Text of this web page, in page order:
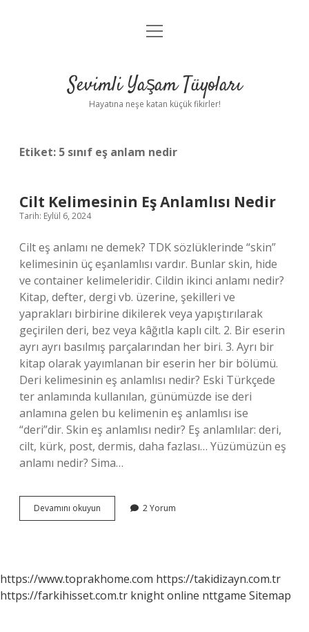
Anasayfa
Yasal Uyarı
menüyü
Sevimli Yaşam Tüyoları
Hayatına neşe katan küçük fikirler!
Etiket: 5 sınıf eş anlam nedir
Cilt Kelimesinin Eş Anlamlısı Nedir
Tarih: Eylül 6, 2024
Cilt eş anlamı ne demek? TDK sözlüklerinde “skin”
kelimesinin üç eşanlamlısı vardır. Bunlar skin, hide
ve container kelimeleridir. Cildin ikinci anlamı nedir?
Kitap, defter, dergi vb. üzerine, şekilleri ve
yaprakları birbirine dikilerek veya yapıştırılarak
geçirilen deri, bez veya kâğıtla kaplı cilt. 2. Bir eserin
ayrı ayrı basılmış parçalarından her biri. 3. Ayrı bir
kitap olarak yayımlanan bir eserin her bir bölümü.
Deri kelimesinin eş anlamlısı nedir? Eski Türkçede
ter anlamında kullanılan, günümüzde ise deri
anlamına gelen bu kelimenin eş anlamlısı ise
“deri”dir. Skin eş anlamlısı nedir? Eş anlamlılar: deri,
cilt, kürk, post, dermis, daha fazlası… Yüzümüzün eş
anlamı nedir? Sima…
Devamını okuyun
Kelimesinin
2 Yorum
https://www.toprakhome.com https://takidizayn.com.tr
https://farkihisset.com.tr knight online nttgame Sitemap